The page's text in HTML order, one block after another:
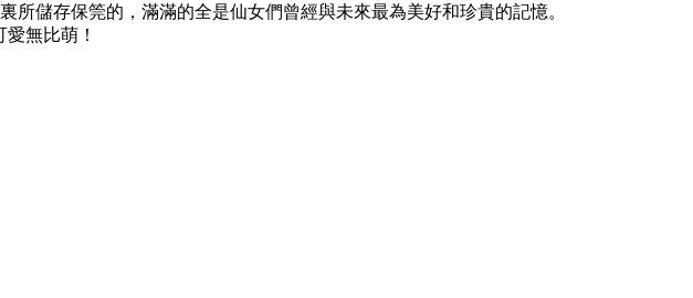
所儲存保筦的，滿滿的全是仙女們曾經與未來最為美好和珍貴的記憶。
無比萌！